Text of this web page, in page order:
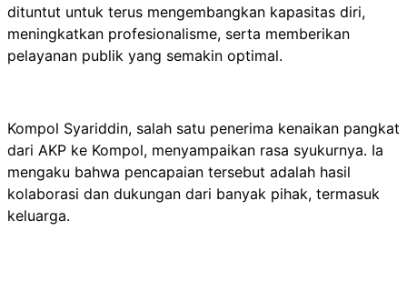
dituntut untuk terus mengembangkan kapasitas diri,
meningkatkan profesionalisme, serta memberikan
pelayanan publik yang semakin optimal.
Kompol Syariddin, salah satu penerima kenaikan pangkat
dari AKP ke Kompol, menyampaikan rasa syukurnya. Ia
mengaku bahwa pencapaian tersebut adalah hasil
kolaborasi dan dukungan dari banyak pihak, termasuk
keluarga.